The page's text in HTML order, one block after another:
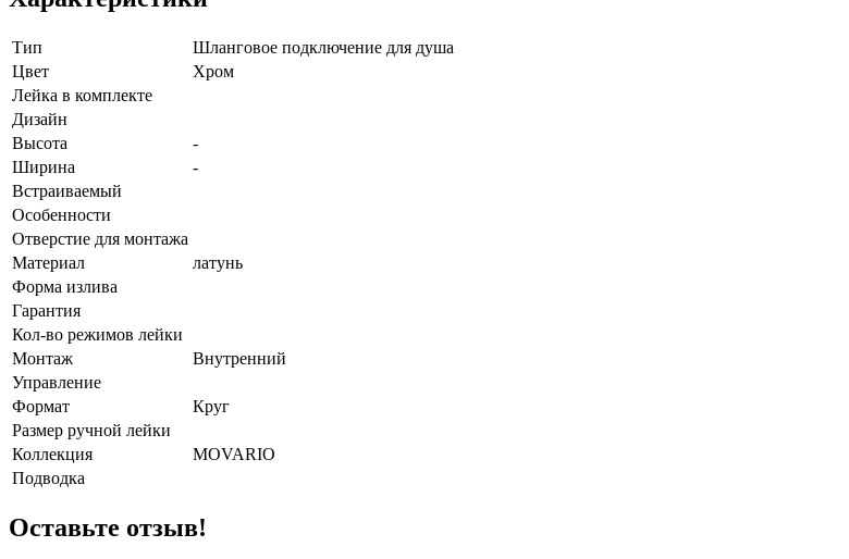
Тип
Шланговое подключение для душа
Цвет
Хром
Лейка в комплекте
Дизайн
Высота
-
Ширина
-
Встраиваемый
Особенности
Отверстие для монтажа
Материал
латунь
Форма излива
Гарантия
Кол-во режимов лейки
Монтаж
Внутренний
Управление
Формат
Круг
Размер ручной лейки
Коллекция
MOVARIO
Подводка
Оставьте отзыв!